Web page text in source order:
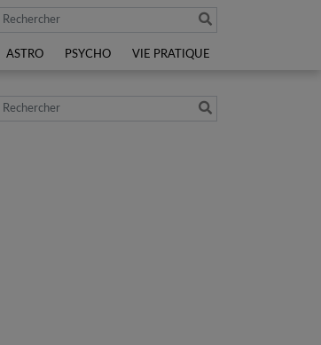
ASTRO PSYCHO VIE PRATIQUE